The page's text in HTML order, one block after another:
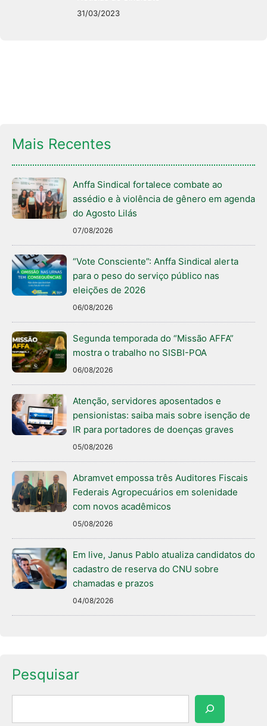
31/03/2023
Mais Recentes
Anffa Sindical fortalece combate ao
assédio e à violência de gênero em agenda
do Agosto Lilás
07/08/2026
“Vote Consciente”: Anffa Sindical alerta
para o peso do serviço público nas
eleições de 2026
06/08/2026
Segunda temporada do “Missão AFFA”
mostra o trabalho no SISBI-POA
06/08/2026
Atenção, servidores aposentados e
pensionistas: saiba mais sobre isenção de
IR para portadores de doenças graves
05/08/2026
Abramvet empossa três Auditores Fiscais
Federais Agropecuários em solenidade
com novos acadêmicos
05/08/2026
Em live, Janus Pablo atualiza candidatos do
cadastro de reserva do CNU sobre
chamadas e prazos
04/08/2026
Pesquisar